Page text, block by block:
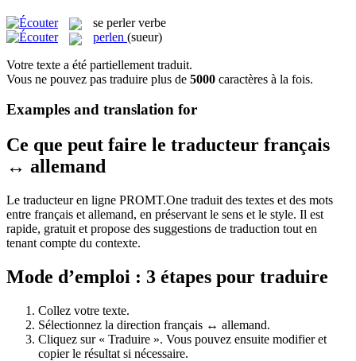
se perler verbe
perlen (sueur)
Votre texte a été partiellement traduit.
Vous ne pouvez pas traduire plus de 5000 caractères à la fois.
Examples and translation for
Ce que peut faire le traducteur français
↔ allemand
Le traducteur en ligne PROMT.One traduit des textes et des mots
entre français et allemand, en préservant le sens et le style. Il est
rapide, gratuit et propose des suggestions de traduction tout en
tenant compte du contexte.
Mode d’emploi : 3 étapes pour traduire
Collez votre texte.
Sélectionnez la direction français ↔ allemand.
Cliquez sur « Traduire ». Vous pouvez ensuite modifier et
copier le résultat si nécessaire.